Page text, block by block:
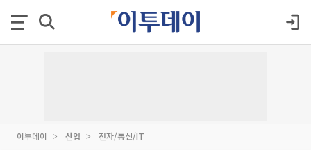
이투데이 산업 전자/통신/IT